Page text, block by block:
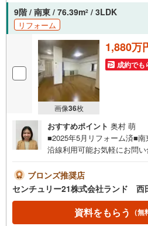
社は専門家同士が連携をと
がございますお気軽にお問合
9階 / 南東 / 76.39m2 / 3LDK
リフォーム
画像36枚
1,880万
成約でも
おすすめポイント 奥村 萌
■2025年5月リフォーム済■
沿線利用可能お気軽にお問
は・・・ お客様のニーズに
ご購入に最後まで伴走いたし
承っております。●購入・売
でもお気軽にご相談くださ
「西田辺」駅より徒歩1分！
ブロンズ推奨店
センチュリー21株式会社ランド 西
資料をもらう （無